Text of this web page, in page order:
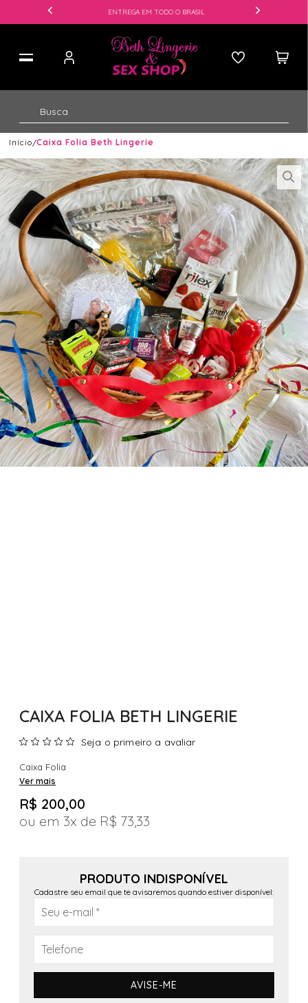
ENTREGA EM TODO O BRASIL
Início Caixa Folia Beth Lingerie
CAIXA FOLIA BETH LINGERIE
Seja o primeiro a avaliar
Caixa Folia
Ver mais
R$ 200,00
3x
R$ 73,33
PRODUTO INDISPONÍVEL
Cadastre seu email que te avisaremos quando estiver disponível:
AVISE-ME